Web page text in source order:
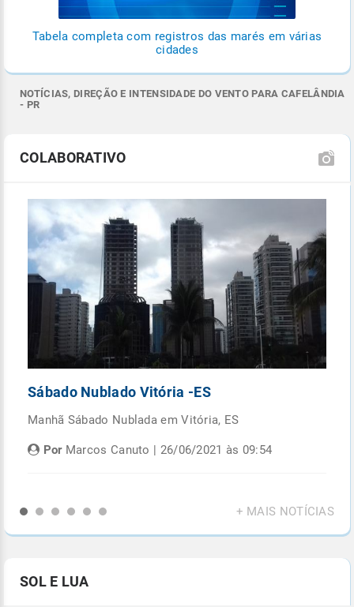
Tabela completa com registros das marés em várias
cidades
NOTÍCIAS, DIREÇÃO E INTENSIDADE DO VENTO PARA CAFELÂNDIA
- PR
COLABORATIVO
Sábado Nublado Vitória -ES
Manhã Sábado Nublada em Vitória, ES
PorMarcos Canuto | 26/06/2021 às 09:54
+ MAIS NOTÍCIAS
SOL E LUA